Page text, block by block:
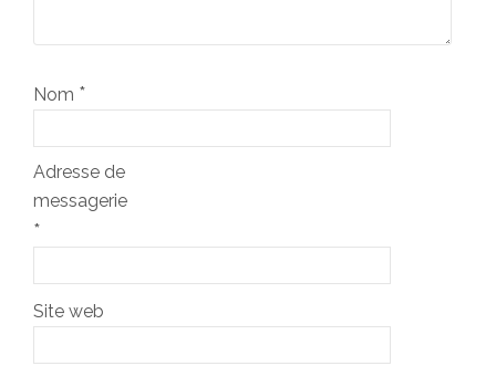
Nom *
Adresse de
messagerie
*
Site web